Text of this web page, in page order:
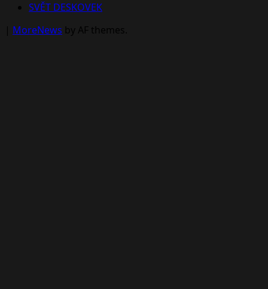
SVĚT DESKOVEK
| MoreNews by AF themes.